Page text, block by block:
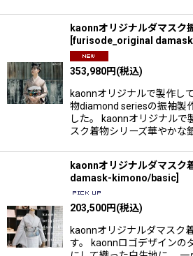
kaonnオリジナルダマス
[furisode_original
353,980円(税込)
kaonnオリジナルで製作し
物diamond seriesの振袖製
した。 kaonnオリジナルで
スク着物シリーズ華やかな
kaonnオリジナルダマスク
damask-kimono/basic
203,500円(税込)
kaonnオリジナルダマスク
す。 kaonnロゴデザインの